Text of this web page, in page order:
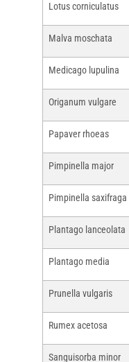
Lotus corniculatus
Malva moschata
Medicago lupulina
Origanum vulgare
Papaver rhoeas
Pimpinella major
Pimpinella saxifraga
Plantago lanceolata
Plantago media
Prunella vulgaris
Rumex acetosa
Sanguisorba minor